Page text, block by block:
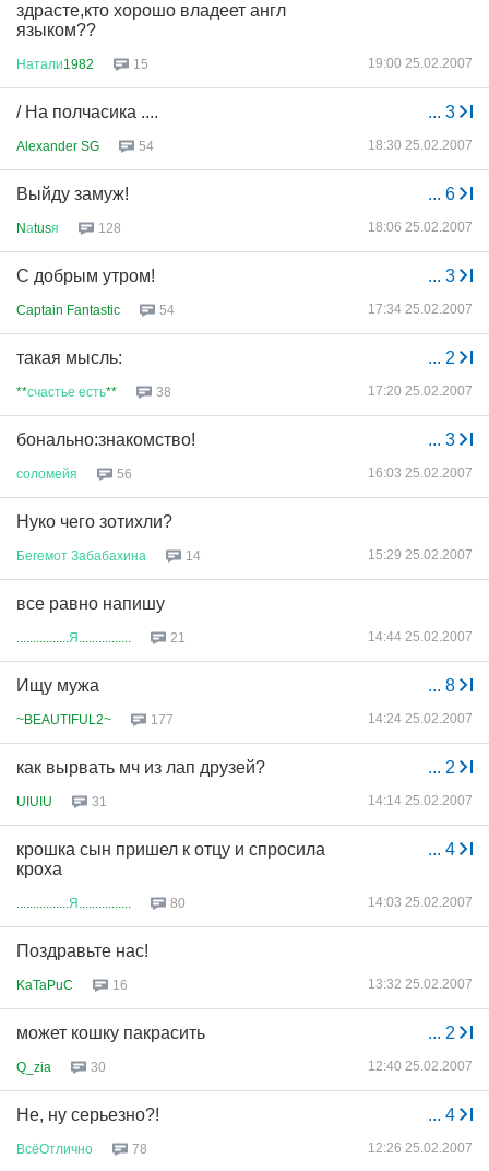
здрасте,кто хорошо владеет англ
языком??
Натали1982 15 19:00 25.02.2007
... 3
/ На полчасика ....
Alexander SG 54 18:30 25.02.2007
... 6
Выйду замуж!
Nаtusя 128 18:06 25.02.2007
... 3
C добрым утром!
Captain Fantastic 54 17:34 25.02.2007
... 2
такая мысль:
**счастье есть** 38 17:20 25.02.2007
... 3
бонально:знакомство!
соломейя 56 16:03 25.02.2007
Нуко чего зотихли?
Бегемот Забабахина 14 15:29 25.02.2007
все равно напишу
Я 21 14:44 25.02.2007
... 8
Ищу мужа
~BEAUTIFUL2~ 177 14:24 25.02.2007
... 2
как вырвать мч из лап друзей?
UIUIU 31 14:14 25.02.2007
... 4
крошка сын пришел к отцу и спросила
кроха
Я 80 14:03 25.02.2007
Поздравьте нас!
KaTaPuC 16 13:32 25.02.2007
... 2
может кошку пакрасить
Q_zia 30 12:40 25.02.2007
... 4
Не, ну серьезно?!
ВсёОтлично 78 12:26 25.02.2007